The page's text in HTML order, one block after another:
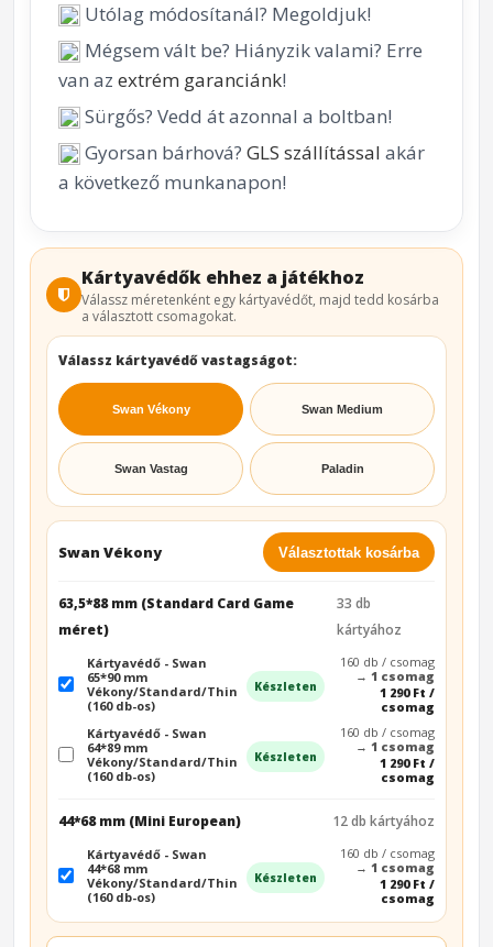
Utólag módosítanál? Megoldjuk!
Mégsem vált be? Hiányzik valami? Erre
van az extrém garanciánk!
Sürgős? Vedd át azonnal a boltban!
Gyorsan bárhová? GLS szállítással akár
a következő munkanapon!
Kártyavédők ehhez a játékhoz
Válassz méretenként egy kártyavédőt, majd tedd kosárba
a választott csomagokat.
Válassz kártyavédő vastagságot:
Swan Vékony Swan Medium
Swan Vastag Paladin
Swan Vékony Választottak kosárba
63,5*88 mm (Standard Card Game
méret)
33 db
kártyához
Kártyavédő - Swan
65*90 mm
Vékony/Standard/Thin
(160 db-os)
Készleten
160 db / csomag
→ 1 csomag
1 290 Ft /
csomag
Kártyavédő - Swan
64*89 mm
Vékony/Standard/Thin
(160 db-os)
Készleten
160 db / csomag
→ 1 csomag
1 290 Ft /
csomag
44*68 mm (Mini European) 12 db kártyához
Kártyavédő - Swan
44*68 mm
Vékony/Standard/Thin
(160 db-os)
Készleten
160 db / csomag
→ 1 csomag
1 290 Ft /
csomag